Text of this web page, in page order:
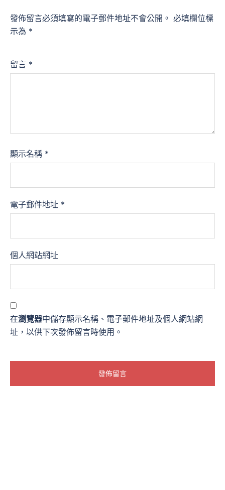
發佈留言必須填寫的電子郵件地址不會公開。 必填欄位標
示為 *
留言 *
顯示名稱 *
電子郵件地址 *
個人網站網址
在瀏覽器中儲存顯示名稱、電子郵件地址及個人網站網
址，以供下次發佈留言時使用。